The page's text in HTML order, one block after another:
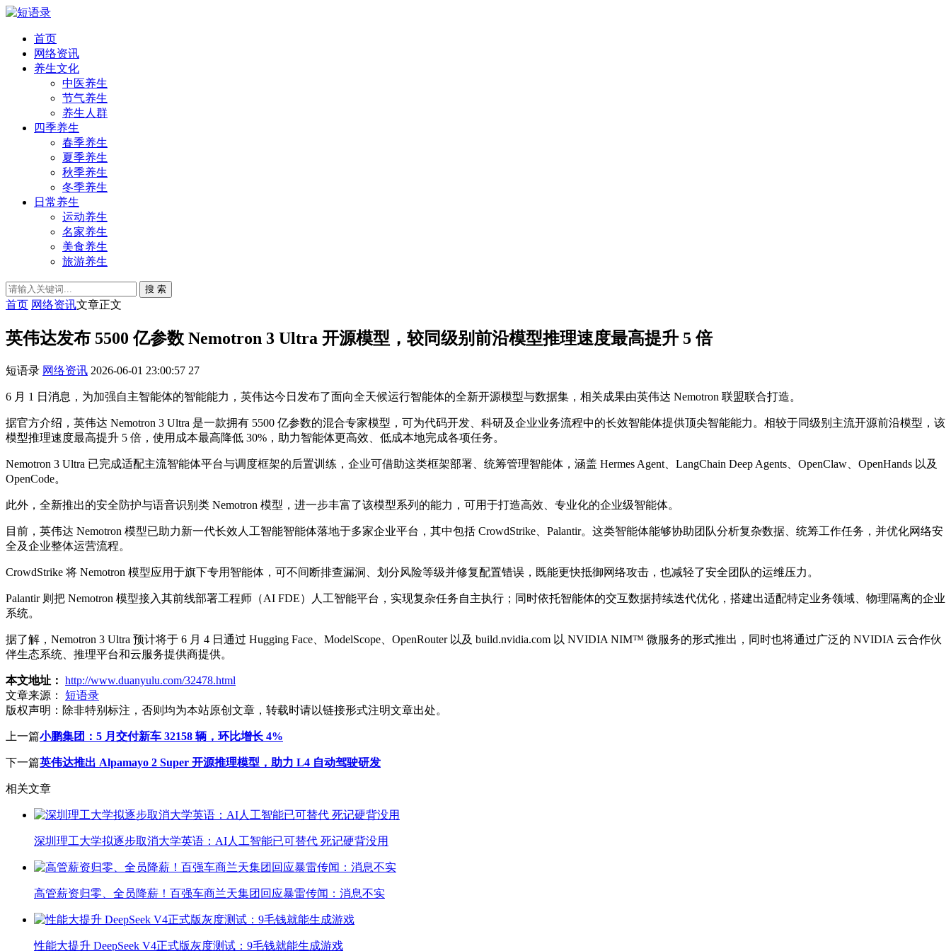
首页
网络资讯
养生文化
中医养生
节气养生
养生人群
四季养生
春季养生
夏季养生
秋季养生
冬季养生
日常养生
运动养生
名家养生
美食养生
旅游养生
搜 索
首页 网络资讯文章正文
英伟达发布 5500 亿参数 Nemotron 3 Ultra 开源模型，较同级别前沿模型推理速度最高提升 5 倍
短语录 网络资讯 2026-06-01 23:00:57 27
6 月 1 日消息，为加强自主智能体的智能能力，英伟达今日发布了面向全天候运行智能体的全新开源模型与数据集，相关成果由英伟达 Nemotron 联盟联合打造。
据官方介绍，英伟达 Nemotron 3 Ultra 是一款拥有 5500 亿参数的混合专家模型，可为代码开发、科研及企业业务流程中的长效智能体提供顶尖智能能力。相较于同级别主流开源前沿模型，该
模型推理速度最高提升 5 倍，使用成本最高降低 30%，助力智能体更高效、低成本地完成各项任务。
Nemotron 3 Ultra 已完成适配主流智能体平台与调度框架的后置训练，企业可借助这类框架部署、统筹管理智能体，涵盖 Hermes Agent、LangChain Deep Agents、OpenClaw、OpenHands 以及
OpenCode。
此外，全新推出的安全防护与语音识别类 Nemotron 模型，进一步丰富了该模型系列的能力，可用于打造高效、专业化的企业级智能体。
目前，英伟达 Nemotron 模型已助力新一代长效人工智能智能体落地于多家企业平台，其中包括 CrowdStrike、Palantir。这类智能体能够协助团队分析复杂数据、统筹工作任务，并优化网络安
全及企业整体运营流程。
CrowdStrike 将 Nemotron 模型应用于旗下专用智能体，可不间断排查漏洞、划分风险等级并修复配置错误，既能更快抵御网络攻击，也减轻了安全团队的运维压力。
Palantir 则把 Nemotron 模型接入其前线部署工程师（AI FDE）人工智能平台，实现复杂任务自主执行；同时依托智能体的交互数据持续迭代优化，搭建出适配特定业务领域、物理隔离的企业
系统。
据了解，Nemotron 3 Ultra 预计将于 6 月 4 日通过 Hugging Face、ModelScope、OpenRouter 以及 build.nvidia.com 以 NVIDIA NIM™ 微服务的形式推出，同时也将通过广泛的 NVIDIA 云合作伙
伴生态系统、推理平台和云服务提供商提供。
本文地址： http://www.duanyulu.com/32478.html
文章来源：
短语录
版权声明： 除非特别标注，否则均为本站原创文章，转载时请以链接形式注明文章出处。
上一篇小鹏集团：5 月交付新车 32158 辆，环比增长 4%
下一篇英伟达推出 Alpamayo 2 Super 开源推理模型，助力 L4 自动驾驶研发
相关文章
深圳理工大学拟逐步取消大学英语：AI人工智能已可替代 死记硬背没用
高管薪资归零、全员降薪！百强车商兰天集团回应暴雷传闻：消息不实
性能大提升 DeepSeek V4正式版灰度测试：9毛钱就能生成游戏